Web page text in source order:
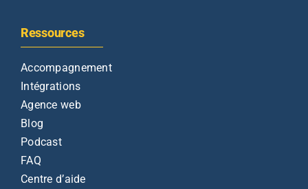
Ressources
Accompagnement
Intégrations
Agence web
Blog
Podcast
FAQ
Centre d’aide